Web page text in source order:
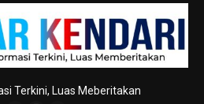
Terkini, Luas Meberitakan